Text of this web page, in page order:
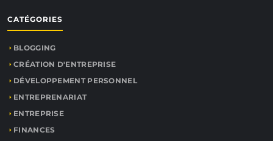
CATÉGORIES
BLOGGING
CRÉATION D'ENTREPRISE
DÉVELOPPEMENT PERSONNEL
ENTREPRENARIAT
ENTREPRISE
FINANCES